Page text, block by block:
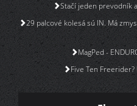
Stačí jeden prevodník
29 palcové kolesá sú IN. Má
MagPed -
Five Ten